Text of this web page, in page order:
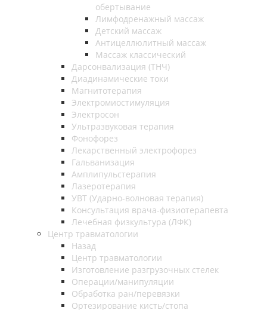
обертывание
Лимфодренажный массаж
Детский массаж
Антицеллюлитный массаж
Массаж классический
Дарсонвализация (ТНЧ)
Диадинамические токи
Магнитотерапия
Электромиостимуляция
Электросон
Ультразвуковая терапия
Фонофорез
Лекарственный электрофорез
Гальванизация
Амплипульстерапия
Лазеротерапия
УВТ (Ударно-волновая терапия)
Консультация врача-физиотерапевта
Лечебная физкультура (ЛФК)
Центр травматологии
Назад
Центр травматологии
Изготовление разгрузочных стелек
Операции/манипуляции
Обработка ран/перевязки
Ортезирование кисть/стопа